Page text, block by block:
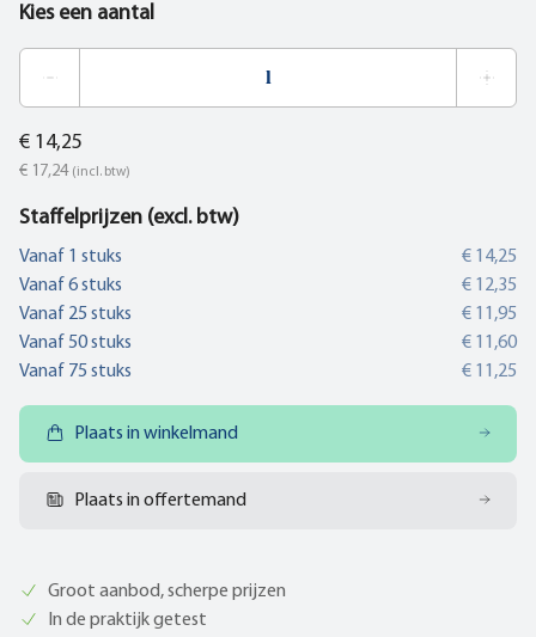
Kies een aantal
€ 14,25
€ 17,24 (incl. btw)
Staffelprijzen (excl. btw)
Vanaf 1 stuks
€ 14,25
Vanaf 6stuks
€ 12,35
Vanaf 25 stuks
€ 11,95
Vanaf 50stuks
€ 11,60
Vanaf 75 stuks € 11,25
Plaats in winkelmand
Plaats in offertemand
Groot aanbod, scherpe prijzen
In de praktijk getest